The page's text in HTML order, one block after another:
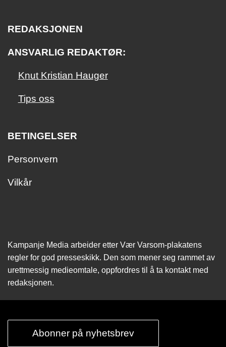
REDAKSJONEN
ANSVARLIG REDAKTØR:
Knut Kristian Hauger
Tips oss
BETINGELSER
Personvern
Vilkår
Kampanje Media arbeider etter Vær Varsom-plakatens
regler for god presseskikk. Den som mener seg rammet av
urettmessig medie­omtale, oppfordres til å ta kontakt med
redaksjonen.
Abonner på nyhetsbrev